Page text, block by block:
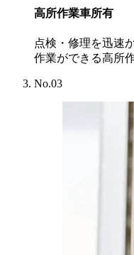
高所作業車所有
点検・修理を迅速
作業ができる高所
No.03